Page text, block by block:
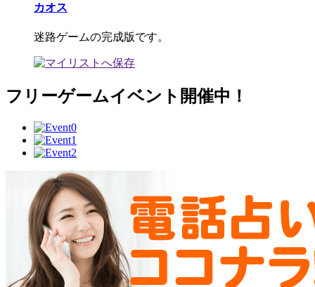
カオス
迷路ゲームの完成版です。
フリーゲームイベント開催中！